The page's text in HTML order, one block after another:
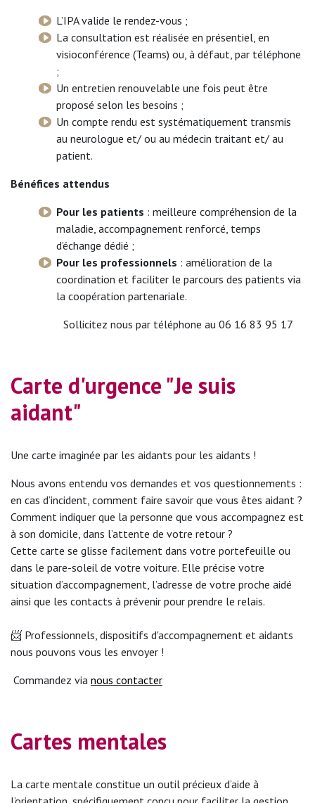
L’IPA valide le rendez-vous ;
La consultation est réalisée en présentiel, en
visioconférence (Teams) ou, à défaut, par téléphone
;
Un entretien renouvelable une fois peut être
proposé selon les besoins ;
Un compte rendu est systématiquement transmis
au neurologue et/ ou au médecin traitant et/ au
patient.
Bénéfices attendus
Pour les patients : meilleure compréhension de la
maladie, accompagnement renforcé, temps
d’échange dédié ;
Pour les professionnels : amélioration de la
coordination et faciliter le parcours des patients via
la coopération partenariale.
Sollicitez nous par téléphone au 06 16 83 95 17
Carte d'urgence "Je suis
aidant"
Une carte imaginée par les aidants pour les aidants !
Nous avons entendu vos demandes et vos questionnements :
en cas d’incident, comment faire savoir que vous êtes aidant ?
Comment indiquer que la personne que vous accompagnez est
à son domicile, dans l’attente de votre retour ?
Cette carte se glisse facilement dans votre portefeuille ou
dans le pare-soleil de votre voiture. Elle précise votre
situation d’accompagnement, l’adresse de votre proche aidé
ainsi que les contacts à prévenir pour prendre le relais.
📨 Professionnels, dispositifs d'accompagnement et aidants
nous pouvons vous les envoyer !
Commandez via nous contacter
Cartes mentales
La carte mentale constitue un outil précieux d’aide à